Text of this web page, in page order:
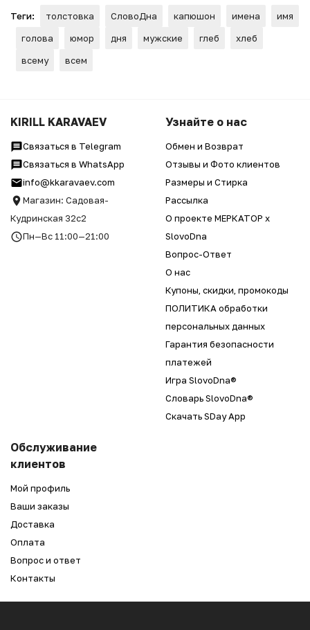
Теги: толстовка СловоДна капюшон имена
имя
голова
юмор дня мужские глеб
хлеб
всему
всем
KIRILL KARAVAEV
Связаться в Telegram
Связаться в WhatsApp
info@kkaravaev.com
Магазин: Садовая-
Кудринская 32с2
Пн—Вс 11:00—21:00
Узнайте о нас
Обмен и Возврат
Отзывы и Фото клиентов
Размеры и Стирка
Рассылка
О проекте МЕРКАТОР x
SlovoDna
Вопрос-Ответ
О нас
Купоны, скидки, промокоды
ПОЛИТИКА обработки
персональных данных
Гарантия безопасности
платежей
Игра SlovoDna®
Словарь SlovoDna®
Скачать SDay App
Обслуживание
клиентов
Мой профиль
Ваши заказы
Доставка
Оплата
Вопрос и ответ
Контакты